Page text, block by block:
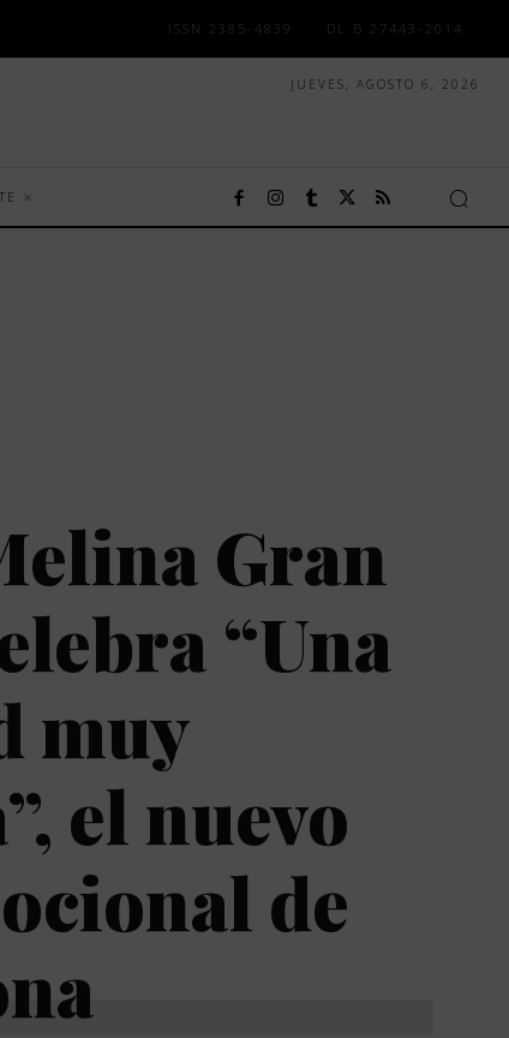
ISSN 2385-4839 DL B 27443-2014
JUEVES, AGOSTO 6, 2026
Gran
“Una
muy
el nuevo
de